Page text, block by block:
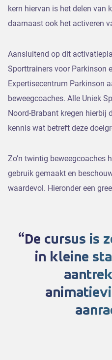
kern hiervan is het delen van
daarnaast ook het activeren
Aansluitend op dit
Sporttrainers voor Parkinson
Expertisecentrum Parkinson
beweegcoaches. Alle Uniek
Noord-Brabant kregen hierbij
kennis wat betreft deze
Zo’n twintig beweegcoaches
gebruik gemaakt en
waardevol. Hieronder een
De cursus is
in kleine